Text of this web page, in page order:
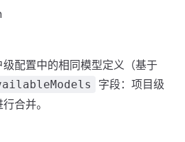
配置中的相同模型定义（基于
字段：项目级
合并。